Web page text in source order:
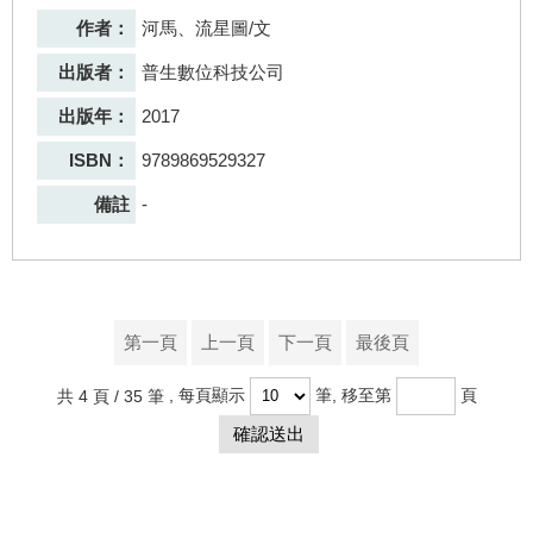
作者： 河馬、流星圖/文
出版者： 普生數位科技公司
出版年： 2017
ISBN： 9789869529327
備註 -
第一頁 上一頁 下一頁 最後頁
共 4 頁 / 35 筆 , 每頁顯示 筆, 移至第 頁